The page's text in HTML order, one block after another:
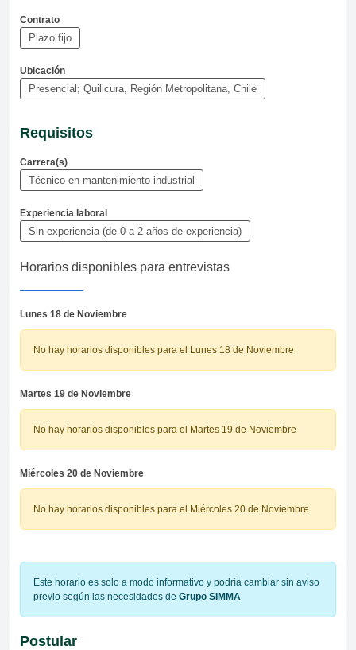
Contrato
Plazo fijo
Ubicación
Presencial; Quilicura, Región Metropolitana, Chile
Requisitos
Carrera(s)
Técnico en mantenimiento industrial
Experiencia laboral
Sin experiencia (de 0 a 2 años de experiencia)
Horarios disponibles para entrevistas
Lunes 18 de Noviembre
No hay horarios disponibles para el Lunes 18 de Noviembre
Martes 19 de Noviembre
No hay horarios disponibles para el Martes 19 de Noviembre
Miércoles 20 de Noviembre
No hay horarios disponibles para el Miércoles 20 de Noviembre
Este horario es solo a modo informativo y podría cambiar sin aviso
previo según las necesidades de Grupo SIMMA
Postular